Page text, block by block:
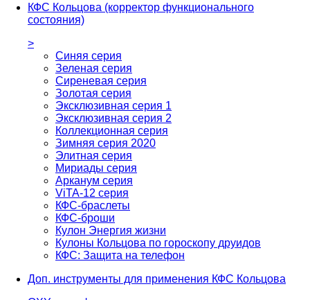
КФС Кольцова (корректор функционального
состояния)
>
Синяя серия
Зеленая серия
Сиреневая серия
Золотая серия
Эксклюзивная серия 1
Эксклюзивная серия 2
Коллекционная серия
Зимняя серия 2020
Элитная серия
Мириады серия
Арканум серия
ViTA-12 серия
КФС-браслеты
КФС-броши
Кулон Энергия жизни
Кулоны Кольцова по гороскопу друидов
КФС: Защита на телефон
Доп. инструменты для применения КФС Кольцова